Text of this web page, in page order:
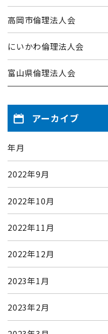
高岡市倫理法人会
にいかわ倫理法人会
富山県倫理法人会
アーカイブ
年月
2022年9月
2022年10月
2022年11月
2022年12月
2023年1月
2023年2月